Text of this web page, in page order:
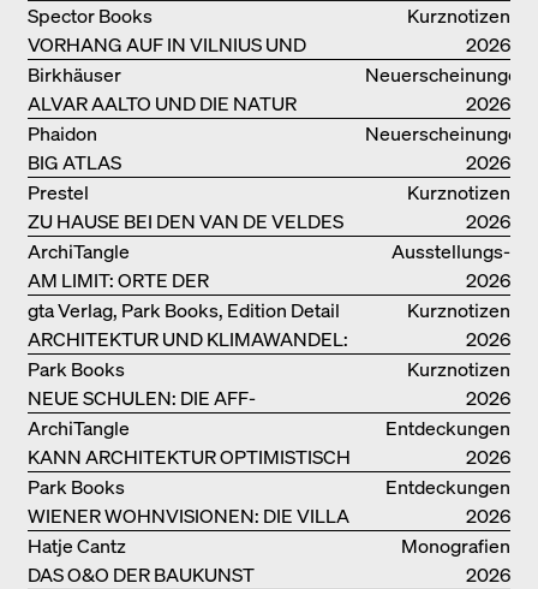
Kurznotizen
VORHANG AUF IN VILNIUS UND
MINSK!
Spector Books
2026
Neuerscheinungen
ALVAR AALTO UND DIE NATUR
Birkhäuser
2026
Neuerscheinungen
BIG ATLAS
Phaidon
2026
Kurznotizen
ZU HAUSE BEI DEN VAN DE VELDES
Prestel
2026
Ausstellungs­
kataloge
AM LIMIT: ORTE DER
LEBENSMITTELPRODUKTION
ArchiTangle
2026
Kurznotizen
ARCHITEKTUR UND KLIMAWANDEL:
WEITERE BUCHEMPFEHLUNGEN
gta Verlag, Park Books, Edition Detail
2026
Kurznotizen
NEUE SCHULEN: DIE AFF-
MONOGRAFIE
Park Books
2026
Entdeckungen
KANN ARCHITEKTUR OPTIMISTISCH
SEIN?
ArchiTangle
2026
Entdeckungen
WIENER WOHNVISIONEN: DIE VILLA
REZEK
Park Books
2026
Monografien
DAS O&O DER BAUKUNST
Hatje Cantz
2026